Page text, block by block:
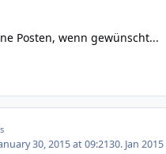
Posten, wenn gewünscht...
30, 2015 at 09:2130. Jan 2015